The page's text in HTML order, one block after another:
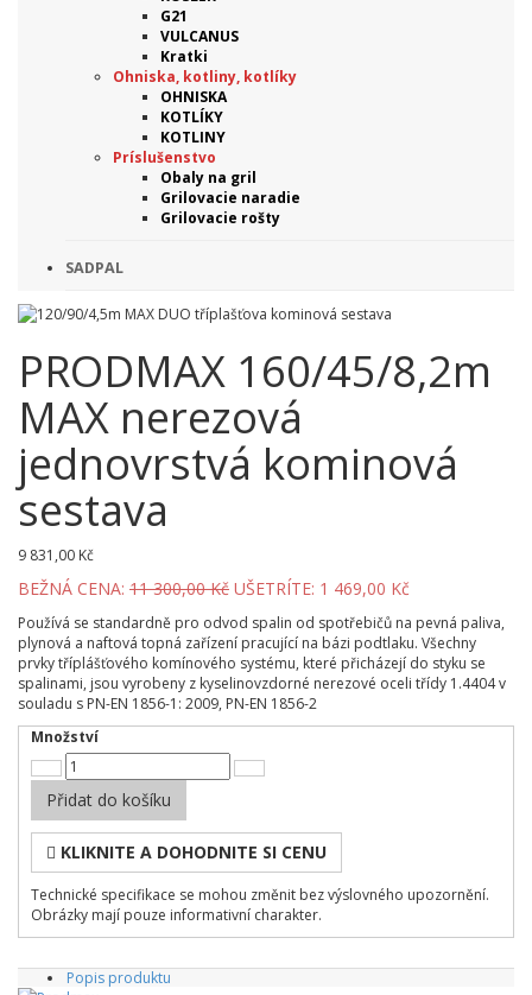
G21
VULCANUS
Kratki
Ohniska, kotliny, kotlíky
OHNISKA
KOTLÍKY
KOTLINY
Príslušenstvo
Obaly na gril
Grilovacie naradie
Grilovacie rošty
SADPAL
PRODMAX 160/45/8,2m
MAX nerezová
jednovrstvá kominová
sestava
9 831,00 Kč
BEŽNÁ CENA: 11 300,00 Kč UŠETRÍTE: 1 469,00 Kč
Používá se standardně pro odvod spalin od spotřebičů na pevná paliva,
plynová a naftová topná zařízení pracující na bázi podtlaku. Všechny
prvky tříplášťového komínového systému, které přicházejí do styku se
spalinami, jsou vyrobeny z kyselinovzdorné nerezové oceli třídy 1.4404 v
souladu s PN-EN 1856-1: 2009, PN-EN 1856-2
Množství
Přidat do košíku
KLIKNITE A DOHODNITE SI CENU
Technické specifikace se mohou změnit bez výslovného upozornění.
Obrázky mají pouze informativní charakter.
Popis produktu